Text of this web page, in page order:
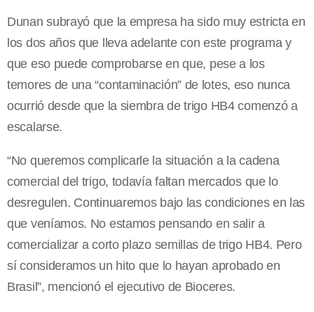
Dunan subrayó que la empresa ha sido muy estricta en
los dos años que lleva adelante con este programa y
que eso puede comprobarse en que, pese a los
temores de una “contaminación” de lotes, eso nunca
ocurrió desde que la siembra de trigo HB4 comenzó a
escalarse.
“No queremos complicarle la situación a la cadena
comercial del trigo, todavía faltan mercados que lo
desregulen. Continuaremos bajo las condiciones en las
que veníamos. No estamos pensando en salir a
comercializar a corto plazo semillas de trigo HB4. Pero
sí consideramos un hito que lo hayan aprobado en
Brasil”, mencionó el ejecutivo de Bioceres.